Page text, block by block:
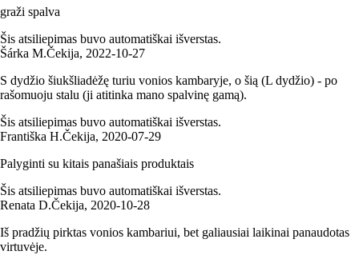
graži spalva
Šis atsiliepimas buvo automatiškai išverstas.
Šárka M.Čekija, 2022‑10‑27
S dydžio šiukšliadėžę turiu vonios kambaryje, o šią (L dydžio) - po
rašomuoju stalu (ji atitinka mano spalvinę gamą).
Šis atsiliepimas buvo automatiškai išverstas.
Františka H.Čekija, 2020‑07‑29
Palyginti su kitais panašiais produktais
Šis atsiliepimas buvo automatiškai išverstas.
Renata D.Čekija, 2020‑10‑28
Iš pradžių pirktas vonios kambariui, bet galiausiai laikinai panaudotas
virtuvėje.